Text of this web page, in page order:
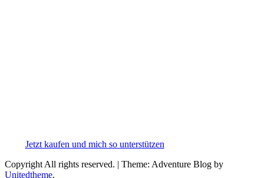
Jetzt kaufen und mich so unterstützen
Copyright All rights reserved. | Theme: Adventure Blog by
Unitedtheme.